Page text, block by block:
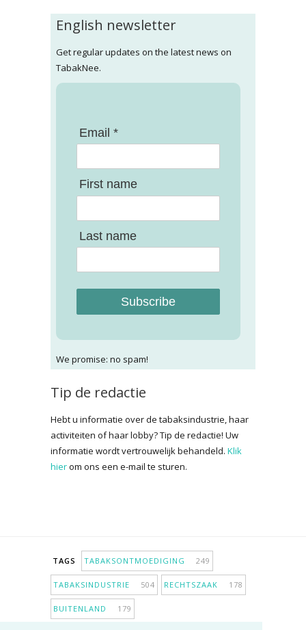
English newsletter
Get regular updates on the latest news on
TabakNee.
Email *
First name
Last name
Subscribe
We promise: no spam!
Tip de redactie
Hebt u informatie over de tabaksindustrie, haar
activiteiten of haar lobby? Tip de redactie! Uw
informatie wordt vertrouwelijk behandeld. Klik
hierom ons een e-mail te sturen.
TAGS TABAKSONTMOEDIGING 249
TABAKSINDUSTRIE 504 RECHTSZAAK 178
BUITENLAND 179